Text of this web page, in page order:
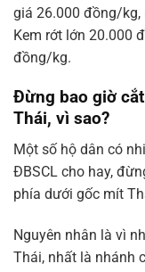
giá 26.000 đồng/
Kem rớt lớn 20.000
đồng/kg.
Đừng bao giờ
Thái, vì sao?
Một số hộ dân có
ĐBSCL cho hay,
phía dưới gốc mít
Nguyên nhân là vì
Thái, nhất là nhánh